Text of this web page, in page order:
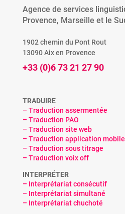
Agence de services
Provence, Marseille et le
1902 chemin du Pont Rout
13090 Aix en Provence
+33 (0)6 73 21 27 90
TRADUIRE
– Traduction assermentée
– Traduction PAO
– Traduction site web
– Traduction application mobile
– Traduction sous titrage
– Traduction voix off
INTERPRÉTER
– Interprétariat consécutif
– Interprétariat simultané
– Interprétariat chuchoté